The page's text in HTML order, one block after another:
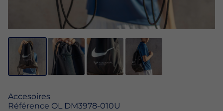
Accesoires
Référence OL DM3978-010U